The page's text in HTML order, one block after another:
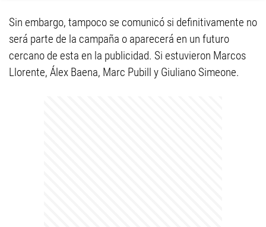
Sin embargo, tampoco se comunicó si definitivamente no
será parte de la campaña o aparecerá en un futuro
cercano de esta en la publicidad. Si estuvieron Marcos
Llorente, Álex Baena, Marc Pubill y Giuliano Simeone.